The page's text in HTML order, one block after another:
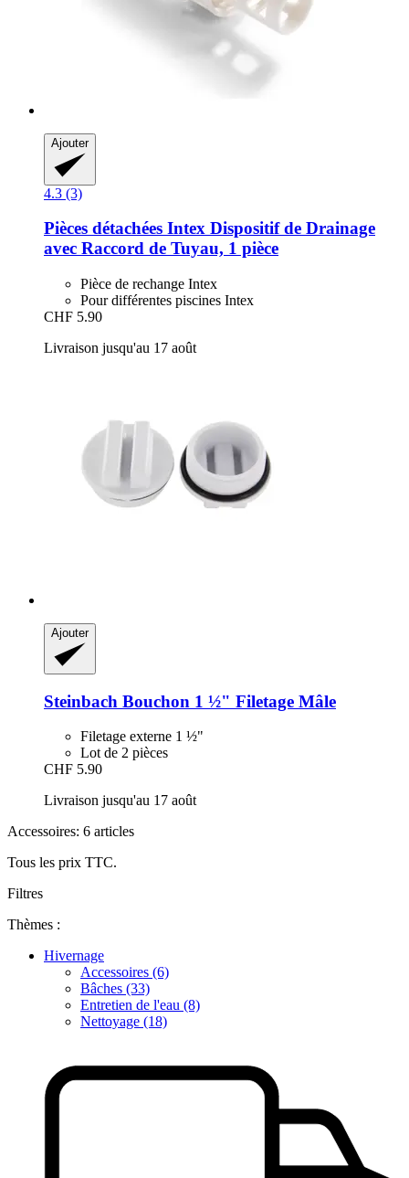
Ajouter
4.3 (3)
Pièces détachées Intex Dispositif de Drainage
avec Raccord de Tuyau, 1 pièce
Pièce de rechange Intex
Pour différentes piscines Intex
CHF 5.90
Livraison jusqu'au 17 août
Ajouter
Steinbach Bouchon 1 ½" Filetage Mâle
Filetage externe 1 ½"
Lot de 2 pièces
CHF 5.90
Livraison jusqu'au 17 août
Accessoires: 6 articles
Tous les prix TTC.
Filtres
Thèmes :
Hivernage
Accessoires (6)
Bâches (33)
Entretien de l'eau (8)
Nettoyage (18)